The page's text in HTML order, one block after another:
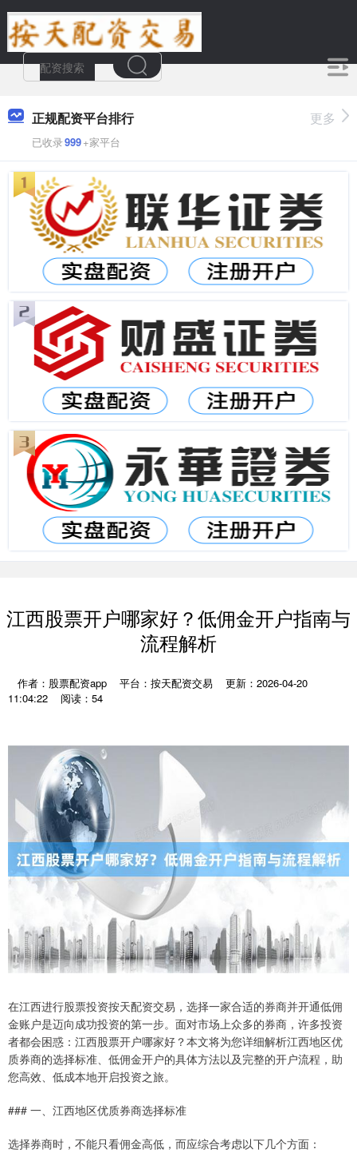
正规配资平台排行
已收录999+家平台
更多
江西股票开户哪家好？低佣金开户指南与
流程解析
作者：股票配资app 平台：按天配资交易
更新：2026-04-20
11:04:22
阅读：54
在江西进行股票投资按天配资交易，选择一家合适的券商并开通低佣
金账户是迈向成功投资的第一步。面对市场上众多的券商，许多投资
者都会困惑：江西股票开户哪家好？本文将为您详细解析江西地区优
质券商的选择标准、低佣金开户的具体方法以及完整的开户流程，助
您高效、低成本地开启投资之旅。
### 一、江西地区优质券商选择标准
选择券商时，不能只看佣金高低，而应综合考虑以下几个方面：